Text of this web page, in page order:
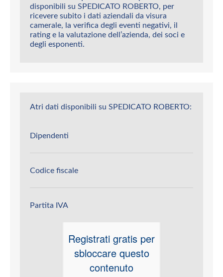
disponibili su SPEDICATO ROBERTO, per
ricevere subito i dati aziendali da visura
camerale, la verifica degli eventi negativi, il
rating e la valutazione dell’azienda, dei soci e
degli esponenti.
Atri dati disponibili su SPEDICATO ROBERTO:
Dipendenti
Codice fiscale
Partita IVA
Registrati gratis per
sbloccare questo
contenuto